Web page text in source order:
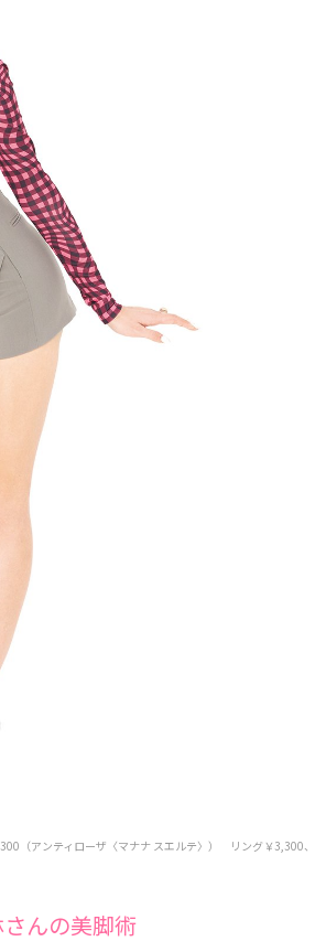
（アンティローザ〈マナナ スエルテ〉） リング￥3,300、
んの美脚術